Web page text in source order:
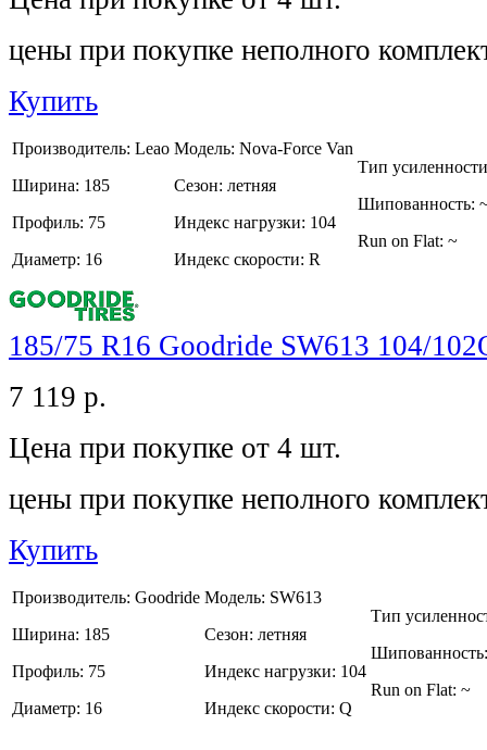
цены при покупке неполного
Купить
Производитель: Leao
Ширина: 185
Профиль: 75
Диаметр: 16
Модель: Nova-Force Van
Сезон: летняя
Индекс нагрузки: 104
Индекс скорости: R
Тип
Шипованность:
Run on Flat: ~
185/75 R16 Goodride SW613 104/
7 119 р.
Цена при покупке от 4 шт.
цены при покупке неполного
Купить
Производитель: Goodride
Ширина: 185
Профиль: 75
Диаметр: 16
Модель: SW613
Сезон: летняя
Индекс нагрузки: 104
Индекс скорости: Q
Тип
Run on Flat: ~